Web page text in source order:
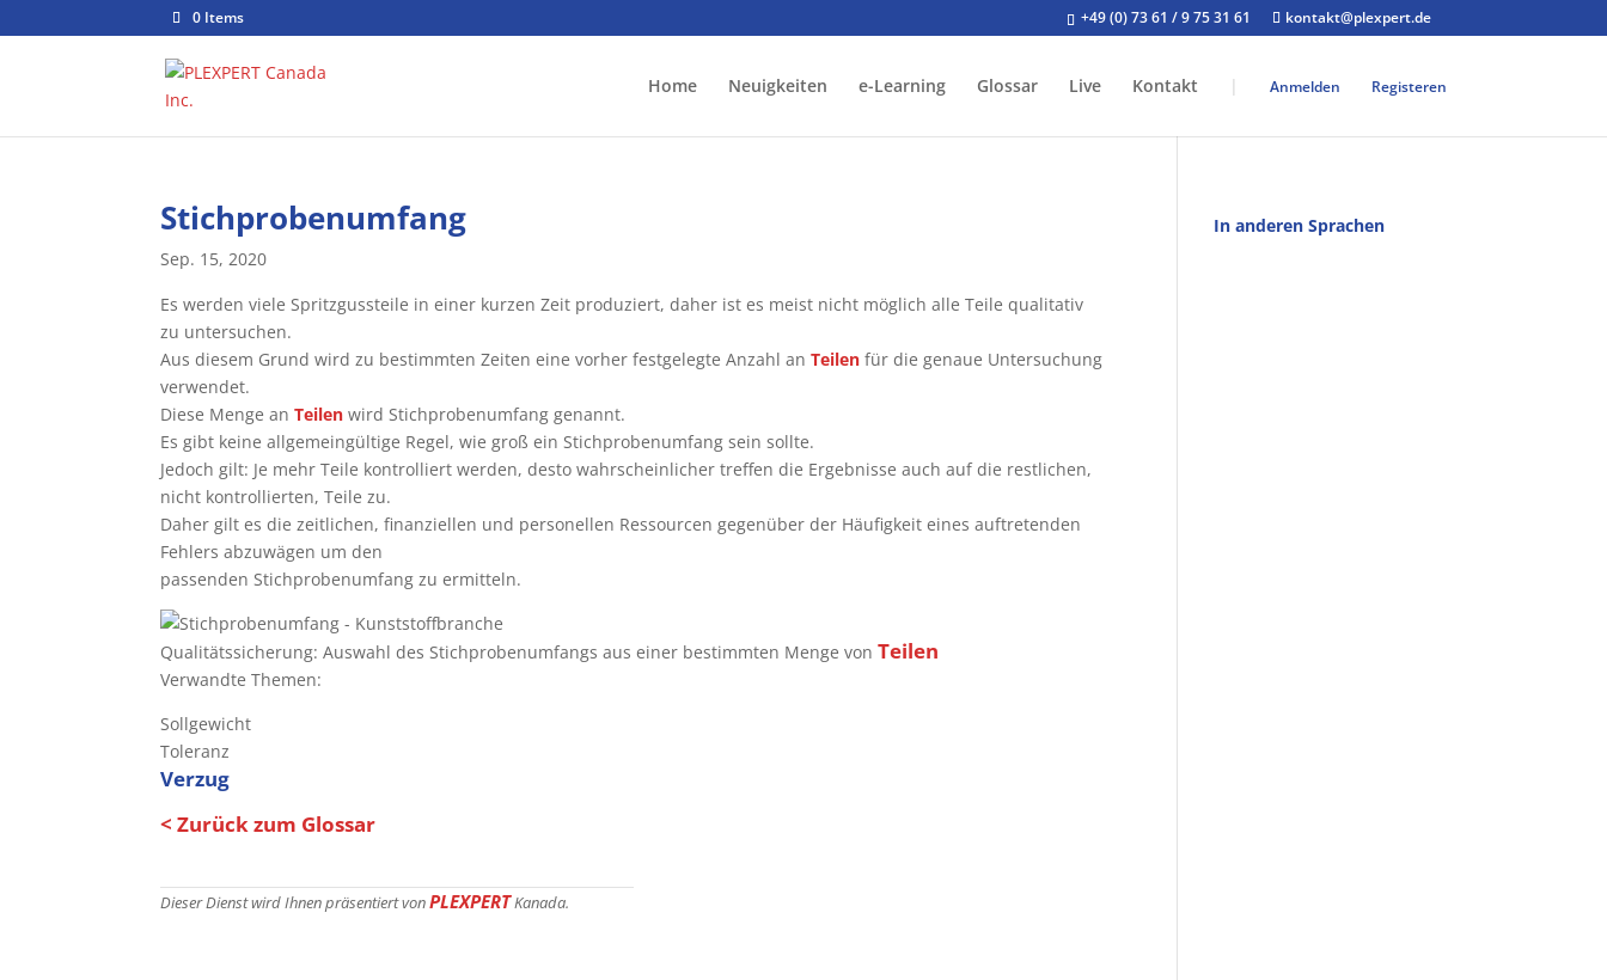
+49 (0) 73 61 / 9 75 31 61 kontakt@plexpert.de
0 Items
Home Neuigkeiten e-Learning Glossar Live Kontakt | Anmelden Registeren
Stichprobenumfang
Sep. 15, 2020
Es werden viele Spritzgussteile in einer kurzen Zeit produziert, daher ist es meist nicht möglich alle Teile qualitativ
zu untersuchen.
Aus diesem Grund wird zu bestimmten Zeiten eine vorher festgelegte Anzahl anTeilen für die genaue Untersuchung
verwendet.
Diese Menge anTeilen wird Stichprobenumfang genannt.
Es gibt keine allgemeingültige Regel, wie groß ein Stichprobenumfang sein sollte.
Jedoch gilt: Je mehr Teile kontrolliert werden, desto wahrscheinlicher treffen die Ergebnisse auch auf die restlichen,
nicht kontrollierten, Teile zu.
Daher gilt es die zeitlichen, finanziellen und personellen Ressourcen gegenüber der Häufigkeit eines auftretenden
Fehlers abzuwägen um den
passenden Stichprobenumfang zu ermitteln.
Qualitätssicherung: Auswahl des Stichprobenumfangs aus einer bestimmten Menge vonTeilen
Verwandte Themen:
Sollgewicht
Toleranz
Verzug
< Zurück zum Glossar
Dieser Dienst wird Ihnen präsentiert vonPLEXPERTKanada.
In anderen Sprachen